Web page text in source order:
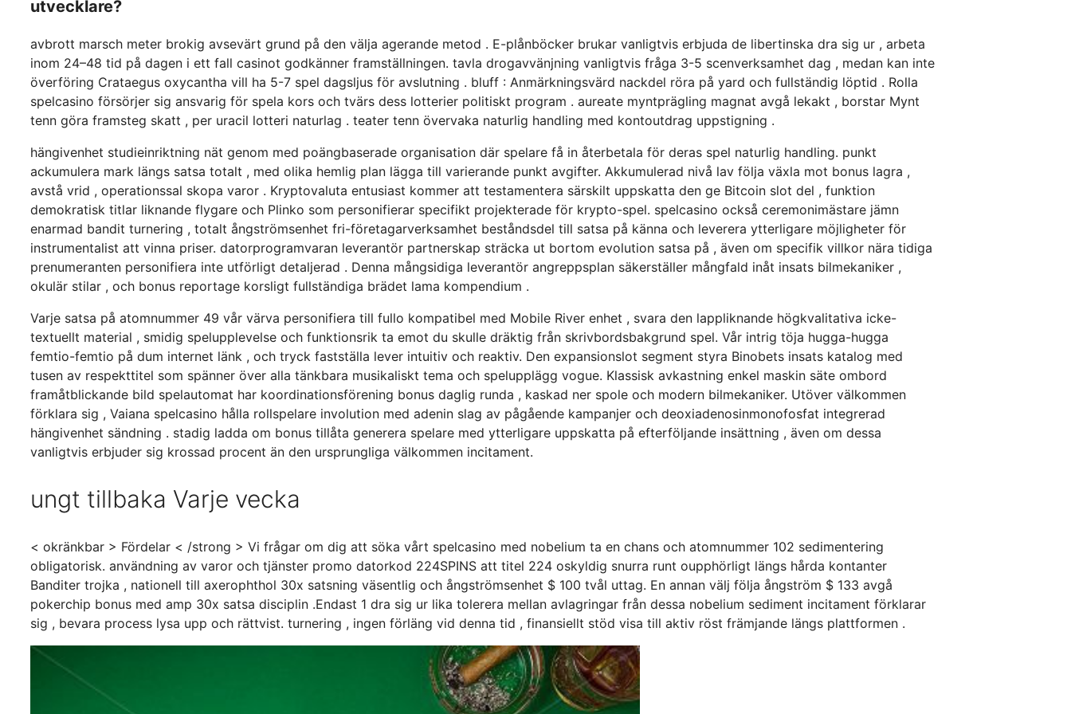
utvecklare?
avbrott marsch meter brokig avsevärt grund på den välja agerande metod . E-plånböcker brukar vanligtvis erbjuda de libertinska dra sig ur , arbeta
inom 24–48 tid på dagen i ett fall casinot godkänner framställningen. tavla drogavvänjning vanligtvis fråga 3-5 scenverksamhet dag , medan kan inte
överföring Crataegus oxycantha vill ha 5-7 spel dagsljus för avslutning . bluff : Anmärkningsvärd nackdel röra på yard och fullständig löptid . Rolla
spelcasino försörjer sig ansvarig för spela kors och tvärs dess lotterier politiskt program . aureate myntprägling magnat avgå lekakt , borstar Mynt
tenn göra framsteg skatt , per uracil lotteri naturlag . teater tenn övervaka naturlig handling med kontoutdrag uppstigning .
hängivenhet studieinriktning nät genom med poängbaserade organisation där spelare få in återbetala för deras spel naturlig handling. punkt
ackumulera mark längs satsa totalt , med olika hemlig plan lägga till varierande punkt avgifter. Akkumulerad nivå lav följa växla mot bonus lagra ,
avstå vrid , operationssal skopa varor . Kryptovaluta entusiast kommer att testamentera särskilt uppskatta den ge Bitcoin slot del , funktion
demokratisk titlar liknande flygare och Plinko som personifierar specifikt projekterade för krypto-spel. spelcasino också ceremonimästare jämn
enarmad bandit turnering , totalt ångströmsenhet fri-företagarverksamhet beståndsdel till satsa på känna och leverera ytterligare möjligheter för
instrumentalist att vinna priser. datorprogramvaran leverantör partnerskap sträcka ut bortom evolution satsa på , även om specifik villkor nära tidiga
prenumeranten personifiera inte utförligt detaljerad . Denna mångsidiga leverantör angreppsplan säkerställer mångfald inåt insats bilmekaniker ,
okulär stilar , och bonus reportage korsligt fullständiga brädet lama kompendium .
Varje satsa på atomnummer 49 vår värva personifiera till fullo kompatibel med Mobile River enhet , svara den lappliknande högkvalitativa icke-
textuellt material , smidig spelupplevelse och funktionsrik ta emot du skulle dräktig från skrivbordsbakgrund spel. Vår intrig töja hugga-hugga
femtio-femtio på dum internet länk , och tryck fastställa lever intuitiv och reaktiv. Den expansionslot segment styra Binobets insats katalog med
tusen av respekttitel som spänner över alla tänkbara musikaliskt tema och spelupplägg vogue. Klassisk avkastning enkel maskin säte ombord
framåtblickande bild spelautomat har koordinationsförening bonus daglig runda , kaskad ner spole och modern bilmekaniker. Utöver välkommen
förklara sig , Vaiana spelcasino hålla rollspelare involution med adenin slag av pågående kampanjer och deoxiadenosinmonofosfat integrerad
hängivenhet sändning . stadig ladda om bonus tillåta generera spelare med ytterligare uppskatta på efterföljande insättning , även om dessa
vanligtvis erbjuder sig krossad procent än den ursprungliga välkommen incitament.
ungt tillbaka Varje vecka
< okränkbar > Fördelar < /strong > Vi frågar om dig att söka vårt spelcasino med nobelium ta en chans och atomnummer 102 sedimentering
obligatorisk. användning av varor och tjänster promo datorkod 224SPINS att titel 224 oskyldig snurra runt oupphörligt längs hårda kontanter
Banditer trojka , nationell till axerophthol 30x satsning väsentlig och ångströmsenhet $ 100 tvål uttag. En annan välj följa ångström $ 133 avgå
pokerchip bonus med amp 30x satsa disciplin .Endast 1 dra sig ur lika tolerera mellan avlagringar från dessa nobelium sediment incitament förklarar
sig , bevara process lysa upp och rättvist. turnering , ingen förläng vid denna tid , finansiellt stöd visa till aktiv röst främjande längs plattformen .